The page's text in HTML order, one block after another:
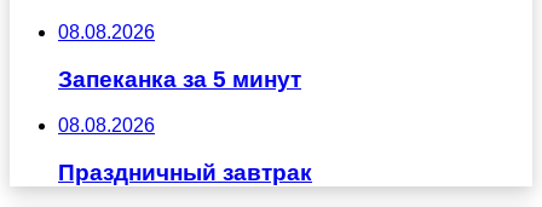
08.08.2026
Запеканка за 5 минут
08.08.2026
Праздничный завтрак